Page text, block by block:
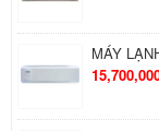
MÁY